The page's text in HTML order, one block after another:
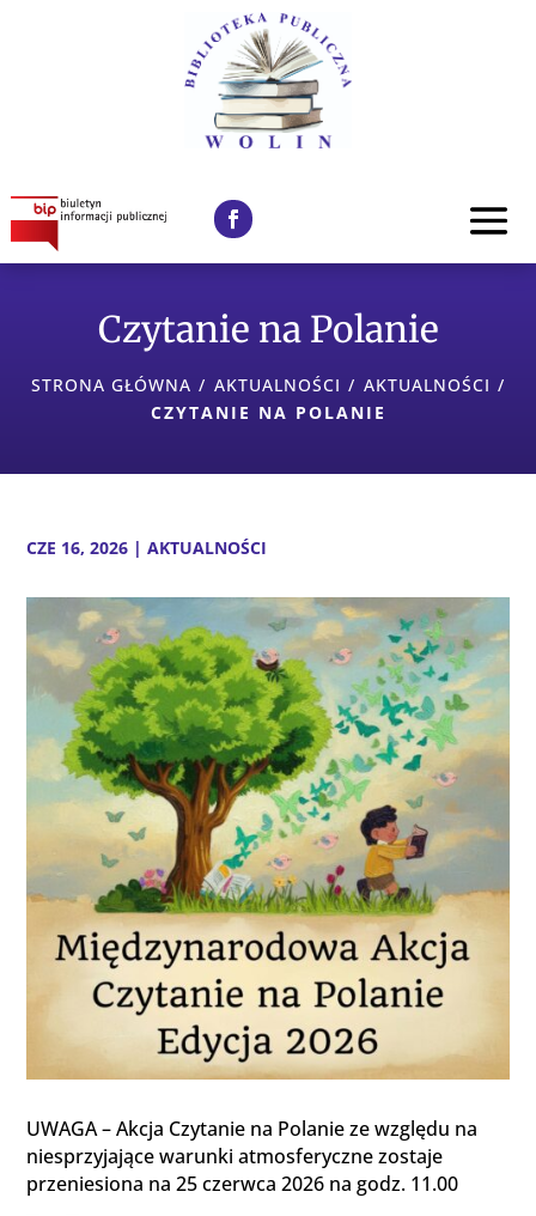
Czytanie na Polanie
STRONA GŁÓWNA / AKTUALNOŚCI / AKTUALNOŚCI /
CZYTANIE NA POLANIE
CZE 16, 2026 |AKTUALNOŚCI
UWAGA – Akcja Czytanie na Polanieze względu na
niesprzyjające warunki atmosferyczne zostaje
przeniesiona na 25 czerwca 2026 na godz. 11.00